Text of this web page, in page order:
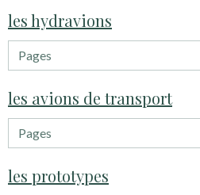
les hydravions
les avions de transport
les prototypes